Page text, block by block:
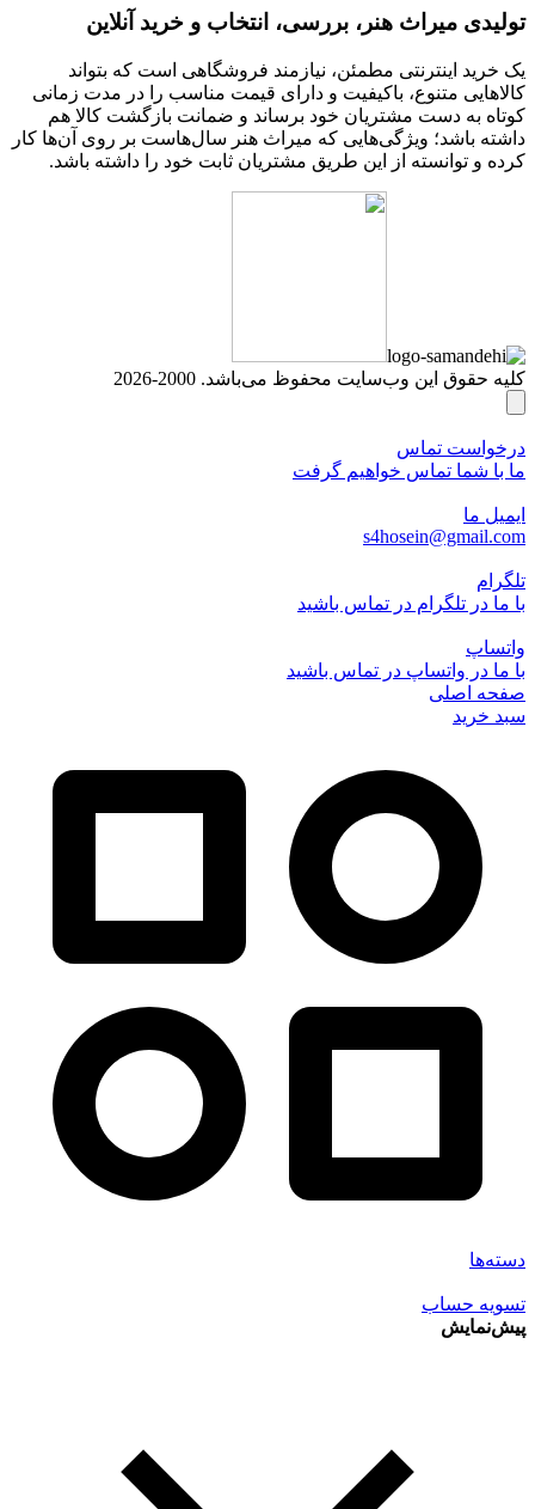
تولیدی میراث هنر، بررسی، انتخاب و خرید آنلاین
یک خرید اینترنتی مطمئن، نیازمند فروشگاهی است که بتواند
کالاهایی متنوع، باکیفیت و دارای قیمت مناسب را در مدت زمانی
کوتاه به دست مشتریان خود برساند و ضمانت بازگشت کالا هم
داشته باشد؛ ویژگی‌هایی که میراث هنر سال‌هاست بر روی آن‌ها کار
کرده و توانسته از این طریق مشتریان ثابت خود را داشته باشد.
کلیه حقوق این وب‌سایت محفوظ می‌باشد. 2000-2026
درخواست تماس
ما با شما تماس خواهیم گرفت
ایمیل ما
s4hosein@gmail.com
تلگرام
با ما در تلگرام در تماس باشید
واتساپ
با ما در واتساپ در تماس باشید
صفحه اصلی
سبد خرید
دسته‌ها
تسویه حساب
پیش‌نمایش